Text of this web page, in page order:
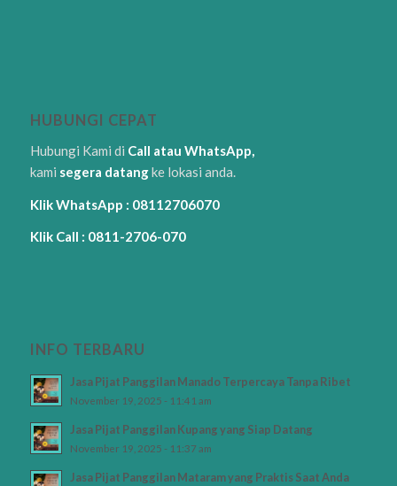
HUBUNGI CEPAT
Hubungi Kami di Call atau WhatsApp,
kami segera datangke lokasi anda.
Klik WhatsApp : 08112706070
Klik Call : 0811-2706-070
INFO TERBARU
Jasa Pijat Panggilan Manado Terpercaya Tanpa Ribet
November 19, 2025 - 11:41 am
Jasa Pijat Panggilan Kupang yang Siap Datang
November 19, 2025 - 11:37 am
Jasa Pijat Panggilan Mataram yang Praktis Saat Anda